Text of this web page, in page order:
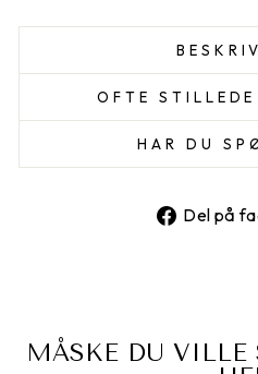
OFTE
HAR DU
Del på
MÅSKE DU VILLE